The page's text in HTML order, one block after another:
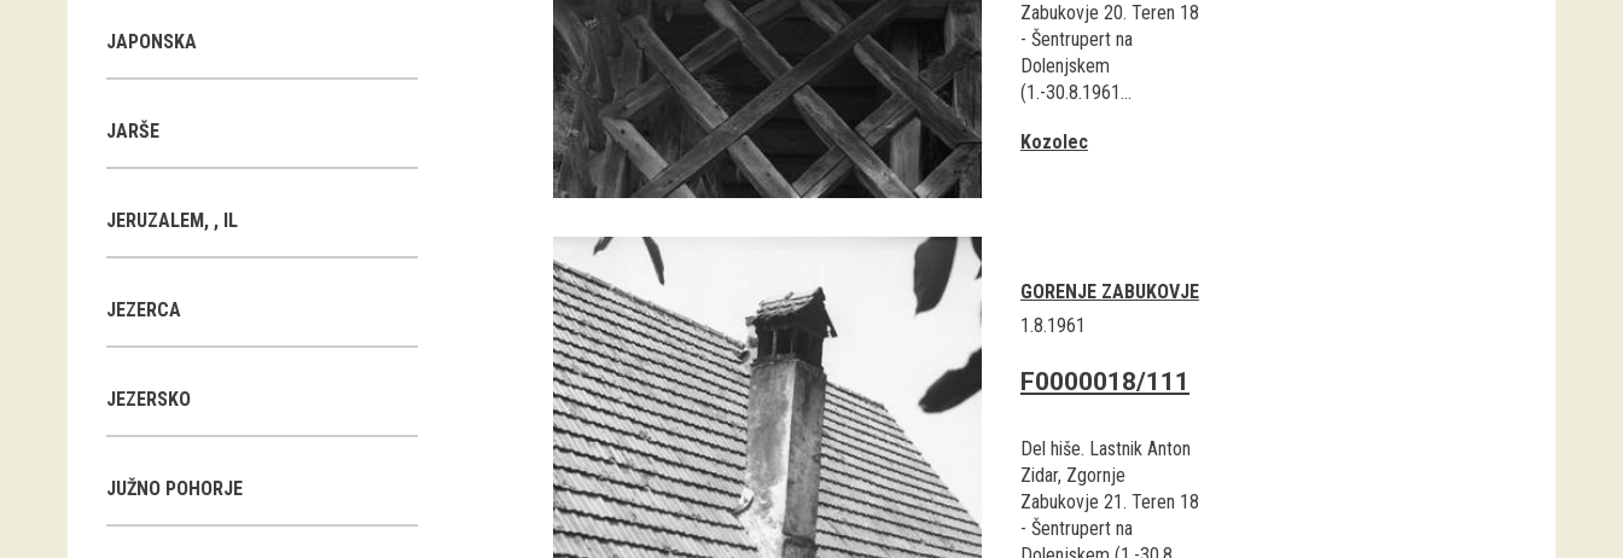
JAPONSKA
JARŠE
JERUZALEM, , IL
JEZERCA
JEZERSKO
JUŽNO POHORJE
Zabukovje 20. Teren 18
- Šentrupert na
Dolenjskem
(1.-30.8.1961...
Kozolec
GORENJE ZABUKOVJE
1.8.1961
F0000018/111
Del hiše. Lastnik Anton
Zidar, Zgornje
Zabukovje 21. Teren 18
- Šentrupert na